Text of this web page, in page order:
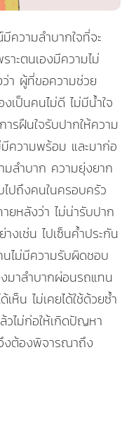
ความลำบากใจที่จะ
าะตนเองมีความไม่
า ผู้ที่ขอความช่วย
เป็นคนไม่ดี ไม่มีน้ำใจ
รฝืนใจรับปากให้ความ
ความพร้อม และมาก่อ
ลำบาก ความยุ่งยาก
ปถึงคนในครอบครัว
ยหลังว่า ไม่น่ารับปาก
งเช่น ไปเซ็นค้ำประกัน
ไม่มีความรับผิดชอบ
มาลำบากผ่อนรถแทน
ห็น ไม่เคยได้ใช้ด้วยซ้ำ
วไม่ก่อให้เกิดปัญหา
งต้องพิจารณาถึง